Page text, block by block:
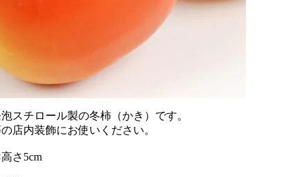
スチロール製の冬柿（かき）です。
店内装飾にお使いください。
さ5cm